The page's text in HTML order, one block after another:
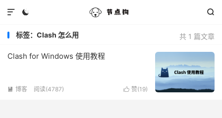
 

共 1 篇文章
标签：Clash 怎么用
Clash for Windows 使用教程
 赞(19)
 博客 阅读(4787)